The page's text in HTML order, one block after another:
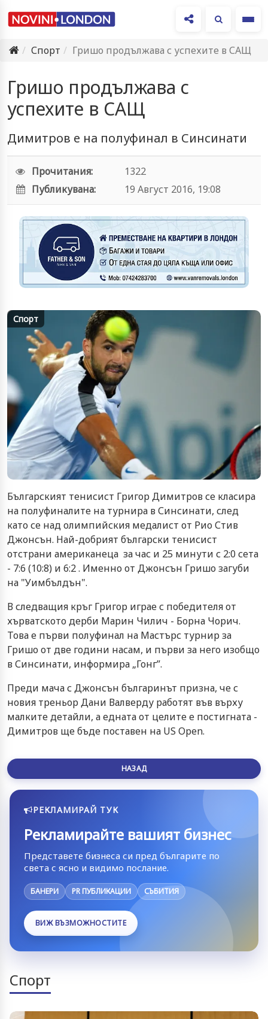
Спорт
Гришо продължава с успехите в САЩ
Гришо продължава с
успехите в САЩ
Димитров е на полуфинал в Синсинати
Прочитания:
1322
Публикувана:
19 Август 2016, 19:08
Спорт
Българският тенисист Григор Димитров се класира
на полуфиналите на турнира в Синсинати, след
като се над олимпийския медалист от Рио Стив
Джонсън. Най-добрият български тенисист
отстрани американеца за час и 25 минути с 2:0 сета
- 7:6 (10:8) и 6:2 . Именно от Джонсън Гришо загуби
на "Уимбълдън".
В следващия кръг Григор играе с победителя от
хърватското дерби Марин Чилич - Борна Чорич.
Това е първи полуфинал на Мастърс турнир за
Гришо от две години насам, и първи за него изобщо
в Синсинати, информира „Гонг”.
Преди мача с Джонсън българинът призна, че с
новия треньор Дани Валверду работят във върху
малките детайли, а едната от целите е постигната -
Димитров ще бъде поставен на US Open.
НАЗАД
РЕКЛАМИРАЙ ТУК
Рекламирайте вашият бизнес
Представете бизнеса си пред българите по
света с ясно и видимо послание.
БАНЕРИ PR ПУБЛИКАЦИИ СЪБИТИЯ
ВИЖ ВЪЗМОЖНОСТИТЕ
Спорт